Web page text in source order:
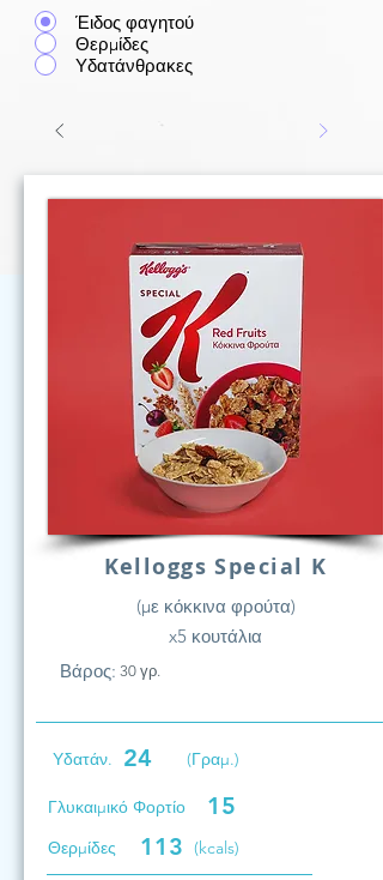
Έιδος φαγητού
Θερμίδες
Υδατάνθρακες
Kelloggs Special K
(με κόκκινα φρούτα)
x5 κουτάλια
Βάρος: 30 γρ.
Υδατάν. 24 (Γραμ.)
Γλυκαιμικό Φορτίο 15
Θερμίδες 113 (kcals)